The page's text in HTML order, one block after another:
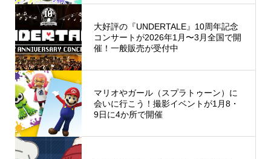
大好評の『UNDERTALE』10周年記念
コンサートが2026年1月〜3月全国で開
催！一般販売が受付中
マリオやガール（スプラトゥーン）に
会いに行こう！撮影イベントが1月8・
9日に4か所で開催